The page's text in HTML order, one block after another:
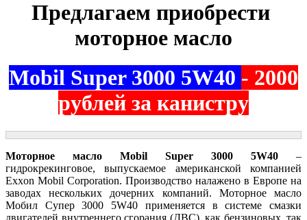
Предлагаем приобрести
моторное масло
Mobil Super 3000 5W40 - 2000
рублей за канистру
Моторное масло Mobil Super 3000 5W40 –
гидрокрекинговое, выпускаемое американской компанией
Exxon Mobil Corporation. Производство налажено в Европе на
заводах нескольких дочерних компаний. Моторное масло
Мобил Супер 3000 5W40 применяется в системе смазки
двигателей внутреннего сгорания (ДВС), как бензиновых, так